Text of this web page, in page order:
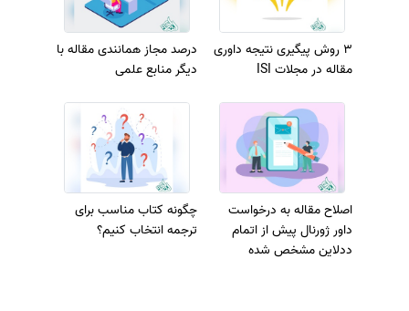
3 روش پیگیری نتیجه داوری
مقاله در مجلات ISI
درصد مجاز همانندی مقاله با
دیگر منابع علمی
اصلاح مقاله به درخواست
داور ژورنال پیش از اتمام
ددلاین مشخص شده
چگونه کتاب مناسب برای
ترجمه انتخاب کنیم؟